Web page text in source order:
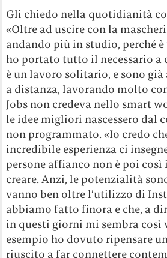
Gli chiedo nella quotidianità
«Oltre ad uscire con la
andando più in studio, perché
ho portato tutto il necessario a
è un lavoro solitario, e sono
a distanza, lavorando molto con
Jobs non credeva nello smart
le idee migliori nascessero dal
non programmato. «Io credo
incredibile esperienza ci
persone affianco non è poi
creare. Anzi, le potenzialità
vanno ben oltre l’utilizzo di
abbiamo fatto finora e che, a
in questi giorni mi sembra così
esempio ho dovuto ripensare
riuscito a far connettere